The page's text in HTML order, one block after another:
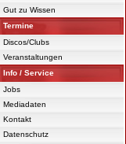
Gut zu Wissen
Termine
Discos/Clubs
Veranstaltungen
Info / Service
Jobs
Mediadaten
Kontakt
Datenschutz